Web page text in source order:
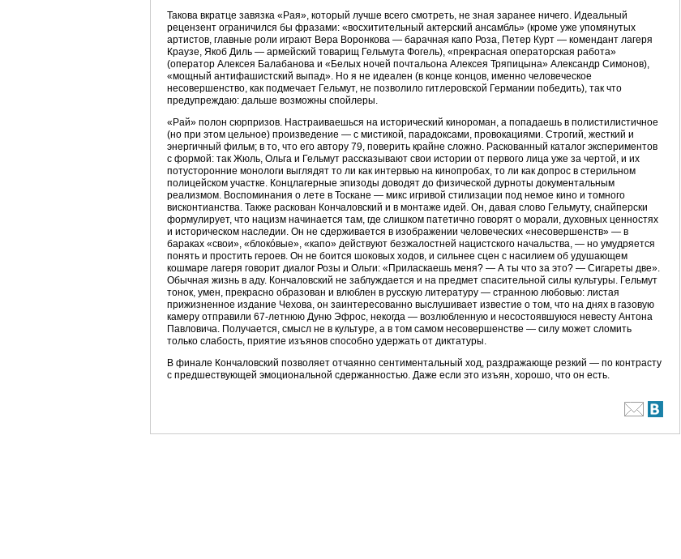
Такова вкратце завязка «Рая», который лучше всего смотреть, не зная заранее ничего. Идеальный
рецензент ограничился бы фразами: «восхитительный актерский ансамбль» (кроме уже упомянутых
артистов, главные роли играют Вера Воронкова — барачная капо Роза, Петер Курт — комендант лагеря
Краузе, Якоб Диль — армейский товарищ Гельмута Фогель), «прекрасная операторская работа»
(оператор Алексея Балабанова и «Белых ночей почтальона Алексея Тряпицына» Александр Симонов),
«мощный антифашистский выпад». Но я не идеален (в конце концов, именно человеческое
несовершенство, как подмечает Гельмут, не позволило гитлеровской Германии победить), так что
предупреждаю: дальше возможны спойлеры.
«Рай» полон сюрпризов. Настраиваешься на исторический кинороман, а попадаешь в полистилистичное
(но при этом цельное) произведение — с мистикой, парадоксами, провокациями. Строгий, жесткий и
энергичный фильм; в то, что его автору 79, поверить крайне сложно. Раскованный каталог экспериментов
с формой: так Жюль, Ольга и Гельмут рассказывают свои истории от первого лица уже за чертой, и их
потусторонние монологи выглядят то ли как интервью на кинопробах, то ли как допрос в стерильном
полицейском участке. Концлагерные эпизоды доводят до физической дурноты документальным
реализмом. Воспоминания о лете в Тоскане — микс игривой стилизации под немое кино и томного
висконтианства. Также раскован Кончаловский и в монтаже идей. Он, давая слово Гельмуту, снайперски
формулирует, что нацизм начинается там, где слишком патетично говорят о морали, духовных ценностях
и историческом наследии. Он не сдерживается в изображении человеческих «несовершенств» — в
бараках «свои», «блокóвые», «капо» действуют безжалостней нацистского начальства, — но умудряется
понять и простить героев. Он не боится шоковых ходов, и сильнее сцен с насилием об удушающем
кошмаре лагеря говорит диалог Розы и Ольги: «Приласкаешь меня? — А ты что за это? — Сигареты две».
Обычная жизнь в аду. Кончаловский не заблуждается и на предмет спасительной силы культуры. Гельмут
тонок, умен, прекрасно образован и влюблен в русскую литературу — странною любовью: листая
прижизненное издание Чехова, он заинтересованно выслушивает известие о том, что на днях в газовую
камеру отправили 67-летнюю Дуню Эфрос, некогда — возлюбленную и несостоявшуюся невесту Антона
Павловича. Получается, смысл не в культуре, а в том самом несовершенстве — силу может сломить
только слабость, приятие изъянов способно удержать от диктатуры.
В финале Кончаловский позволяет отчаянно сентиментальный ход, раздражающе резкий — по контрасту
с предшествующей эмоциональной сдержанностью. Даже если это изъян, хорошо, что он есть.